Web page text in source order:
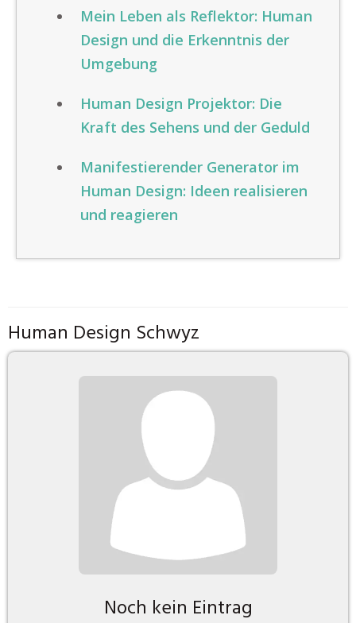
Mein Leben als Reflektor: Human
Design und die Erkenntnis der
Umgebung
Human Design Projektor: Die
Kraft des Sehens und der Geduld
Manifestierender Generator im
Human Design: Ideen realisieren
und reagieren
Human Design Schwyz
Noch kein Eintrag